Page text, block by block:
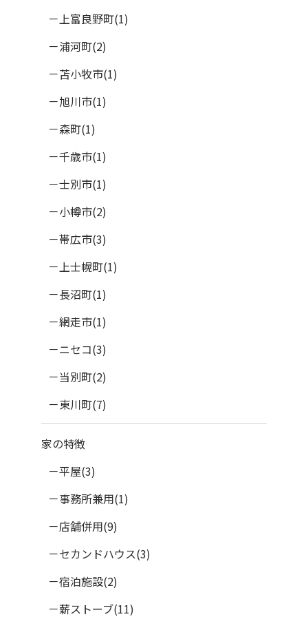
上富良野町(1)
浦河町(2)
苫小牧市(1)
旭川市(1)
森町(1)
千歳市(1)
士別市(1)
小樽市(2)
帯広市(3)
上士幌町(1)
長沼町(1)
網走市(1)
ニセコ(3)
当別町(2)
東川町(7)
家の特徴
平屋(3)
事務所兼用(1)
店舗併用(9)
セカンドハウス(3)
宿泊施設(2)
薪ストーブ(11)